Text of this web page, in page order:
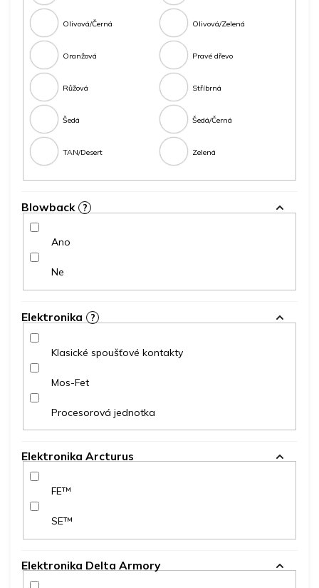
Olivová/Černá Olivová/Zelená
Oranžová Pravé dřevo
Růžová Stříbrná
Šedá Šedá/Černá
TAN/Desert Zelená
Blowback ?
Ano
Ne
Elektronika ?
Klasické spoušťové kontakty
Mos-Fet
Procesorová jednotka
Elektronika Arcturus
FE™
SE™
Elektronika Delta Armory